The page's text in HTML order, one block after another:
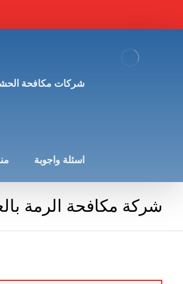
شركات مكافحة
اسئلة واجوبة
شركة مكافحة الرمة